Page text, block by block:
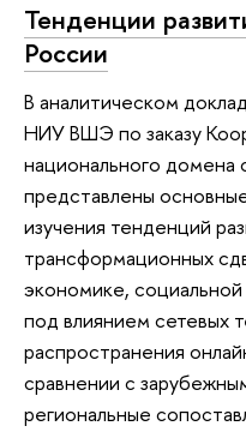
Тенденции
России
В аналитическом
НИУ ВШЭ по заказу
национального домена
представлены
изучения тенденций
трансформационных
экономике,
под влиянием сетевых
распространения
сравнении с
региональные